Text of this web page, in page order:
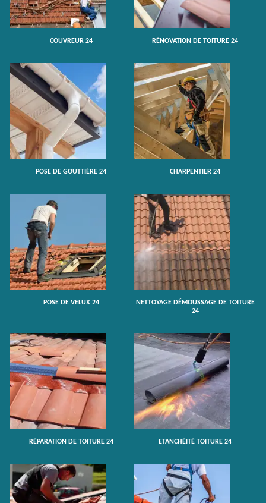
COUVREUR 24 RÉNOVATION DE TOITURE 24
POSE DE GOUTTIÈRE 24 CHARPENTIER 24
POSE DE VELUX 24
NETTOYAGE DÉMOUSSAGE DE TOITURE
24
RÉPARATION DE TOITURE 24 ETANCHÉITÉ TOITURE 24